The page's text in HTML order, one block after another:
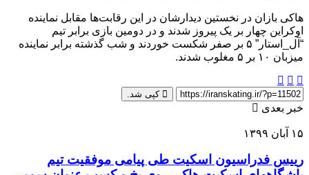
هاکی بازان در نخستین دیدارشان در این رقابت‌ها مقابل نماینده
اوکراین چهار بر یک پیروز شدند و در دومین بازی برابر تیم
“آل_استار” ۵ بر صفر شکست خوردند و شب گذشته برابر نماینده
میزبان ۱۰ بر ۵ مغلوب شدند.
کپی شد.
خبر بعدی
۱۵ آبان ۱۳۹۹
رییس فدراسیون اسکیت طی پیامی موفقیت تیم